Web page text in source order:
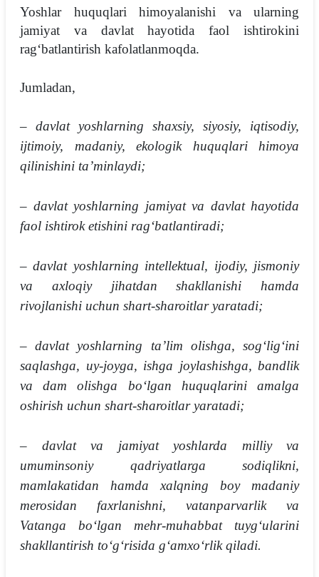
Yoshlar huquqlari himoyalanishi va ularning
jamiyat va davlat hayotida faol ishtirokini
ragʻbatlantirish kafolatlanmoqda.
Jumladan,
– davlat yoshlarning shaxsiy, siyosiy, iqtisodiy,
ijtimoiy, madaniy, ekologik huquqlari himoya
qilinishini taʼminlaydi;
– davlat yoshlarning jamiyat va davlat hayotida
faol ishtirok etishini ragʻbatlantiradi;
– davlat yoshlarning intellektual, ijodiy, jismoniy
va axloqiy jihatdan shakllanishi hamda
rivojlanishi uchun shart-sharoitlar yaratadi;
– davlat yoshlarning taʼlim olishga, sogʻligʻini
saqlashga, uy-joyga, ishga joylashishga, bandlik
va dam olishga boʻlgan huquqlarini amalga
oshirish uchun shart-sharoitlar yaratadi;
– davlat va jamiyat yoshlarda milliy va
umuminsoniy qadriyatlarga sodiqlikni,
mamlakatidan hamda xalqning boy madaniy
merosidan faxrlanishni, vatanparvarlik va
Vatanga boʻlgan mehr-muhabbat tuygʻularini
shakllantirish toʻgʻrisida gʻamxoʻrlik qiladi.